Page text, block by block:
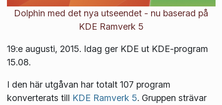
Dolphin med det nya utseendet - nu baserad på
KDE Ramverk 5
19:e augusti, 2015. Idag ger KDE ut KDE-program
15.08.
I den här utgåvan har totalt 107 program
konverterats till KDE Ramverk 5. Gruppen strävar